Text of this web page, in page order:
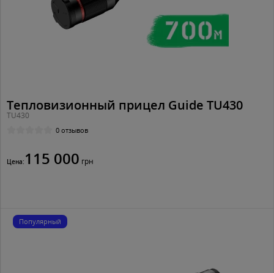
Тепловизионный прицел Guide TU430
TU430
0 отзывов
Цена: 115 000 грн
Популярный